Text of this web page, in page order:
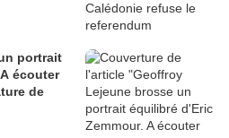
portrait
écouter
de